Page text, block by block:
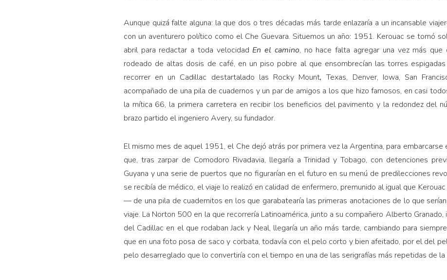
Aunque quizá falte alguna: la que dos o tres décadas más tarde enlazaría a un incansable
con un aventurero político como el Che Guevara. Situemos un año: 1951. Kerouac se tomó
abril para redactar a toda velocidad En el camino, no hace falta agregar una vez más que
rodeado de altas dosis de café, en un piso pobre al que ensombrecían las torres
recorrer en un Cadillac destartalado las Rocky Mount, Texas, Denver, Iowa, San
acompañado de una pila de cuadernos y un par de amigos a los que hizo famosos, en casi
la mítica 66, la primera carretera en recibir los beneficios del pavimento y la redondez del
brazo partido el ingeniero Avery, su fundador.
El mismo mes de aquel 1951, el Che dejó atrás por primera vez la Argentina, para embarcarse
que, tras zarpar de Comodoro Rivadavia, llegaría a Trinidad y Tobago, con detenciones
Guyana y una serie de puertos que no figurarían en el futuro en su menú de predilecciones
se recibía de médico, el viaje lo realizó en calidad de enfermero, premunido al igual que
— de una pila de cuadernitos en los que garabatearía las primeras anotaciones de lo que
viaje. La Norton 500 en la que recorrería Latinoamérica, junto a su compañero Alberto
del Cadillac en el que rodaban Jack y Neal, llegaría un año más tarde, cambiando para
que en una foto posa de saco y corbata, todavía con el pelo corto y bien afeitado, por el del
pelo desarreglado que lo convertiría con el tiempo en una de las serigrafías más repetidas de la